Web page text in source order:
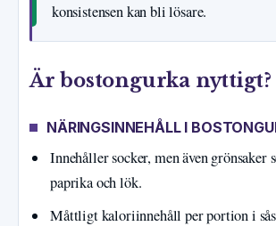
konsistensen kan bli lösare.
Är bostongurka nyttigt?
NÄRINGSINNEHÅLL I
Innehåller socker, men även grönsaker
paprika och lök.
Måttligt kaloriinnehåll per portion i